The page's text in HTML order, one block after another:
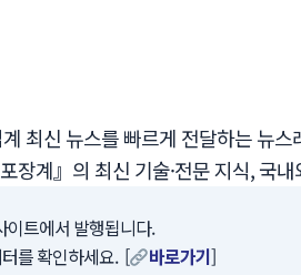
최신 뉴스를 빠르게 전달하는 뉴
장계』의 최신 기술·전문 지식, 국
이트에서 발행됩니다.
를 확인하세요. [
바로가기]